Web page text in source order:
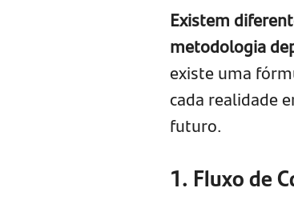
Existem
metodologia
existe uma
cada realidade
futuro.
1. Fluxo de